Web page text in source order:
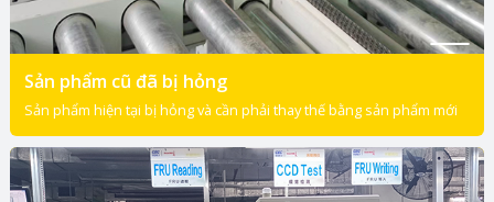
Sản phẩm cũ đã bị hỏng
Sản phẩm hiện tại bị hỏng và cần phải thay thế bằng sản phẩm mới